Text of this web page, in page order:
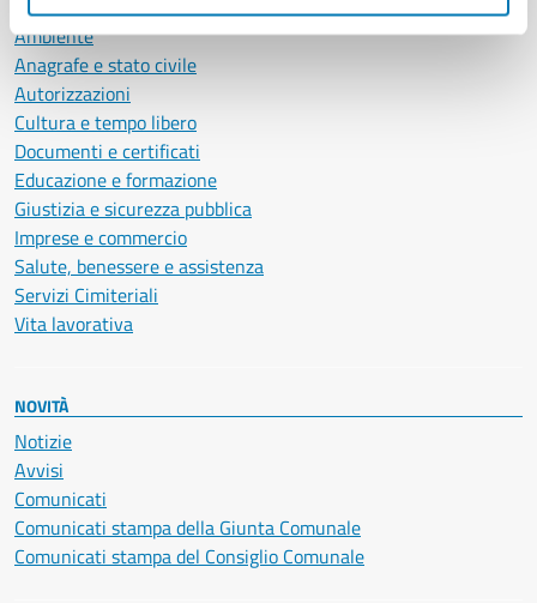
Ambiente
Anagrafe e stato civile
Autorizzazioni
Cultura e tempo libero
Documenti e certificati
Educazione e formazione
Giustizia e sicurezza pubblica
Imprese e commercio
Salute, benessere e assistenza
Servizi Cimiteriali
Vita lavorativa
NOVITÀ
Notizie
Avvisi
Comunicati
Comunicati stampa della Giunta Comunale
Comunicati stampa del Consiglio Comunale